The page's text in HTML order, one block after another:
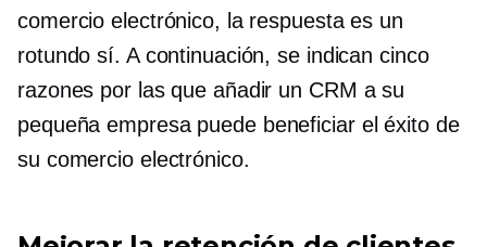
comercio electrónico, la respuesta es un
rotundo sí. A continuación, se indican cinco
razones por las que añadir un CRM a su
pequeña empresa puede beneficiar el éxito de
su comercio electrónico.